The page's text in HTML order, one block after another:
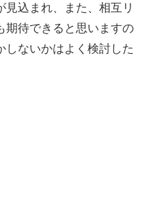
込まれ、また、相互リ
期待できると思いますの
しないかはよく検討した